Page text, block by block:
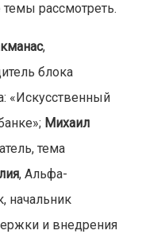
рассмотреть.
,
блока
«Искусственный
Михаил
тема
, Альфа-
начальник
и внедрения